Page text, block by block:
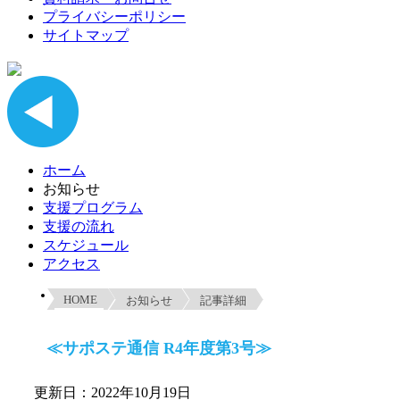
プライバシーポリシー
サイトマップ
ホーム
お知らせ
支援プログラム
支援の流れ
スケジュール
アクセス
HOME お知らせ 記事詳細
≪サポステ通信 R4年度第3号≫
更新日：2022年10月19日